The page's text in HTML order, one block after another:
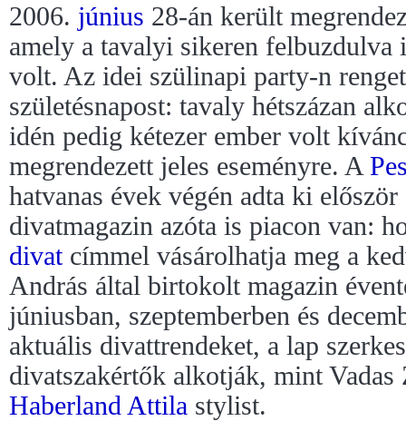
2006. június 28-án került
amely a tavalyi sikeren felbuzdulva
volt. Az idei szülinapi party-n
születésnapost: tavaly hétszázan
idén pedig kétezer ember volt
megrendezett jeles eseményre. A
hatvanas évek végén adta ki
divatmagazin azóta is piacon van:
divatcímmel vásárolhatja meg a
András által birtokolt magazin
júniusban, szeptemberben és
aktuális divattrendeket, a lap
divatszakértők alkotják, mint Vadas
Haberland Attila stylist.